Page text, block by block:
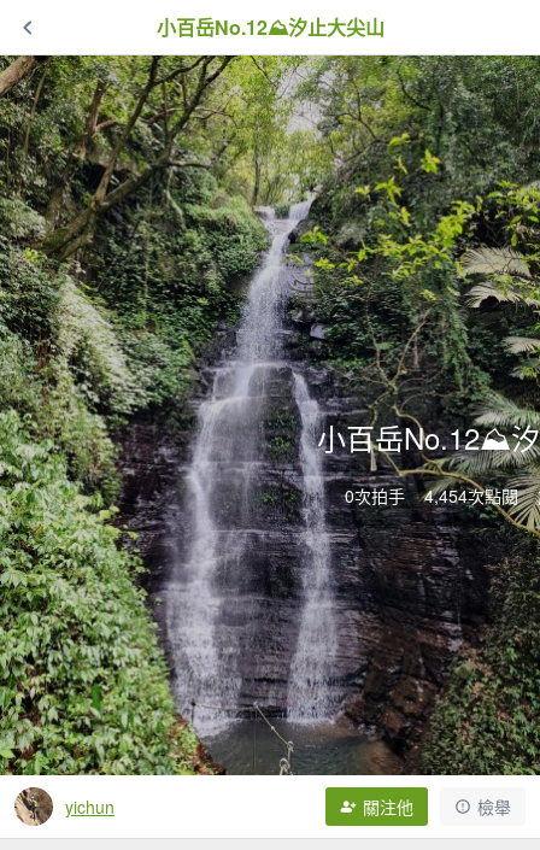
小百岳No.12⛰汐止大尖山
小百岳No.12⛰
0次拍手 4,454次點閱
yichun 關注他 檢舉